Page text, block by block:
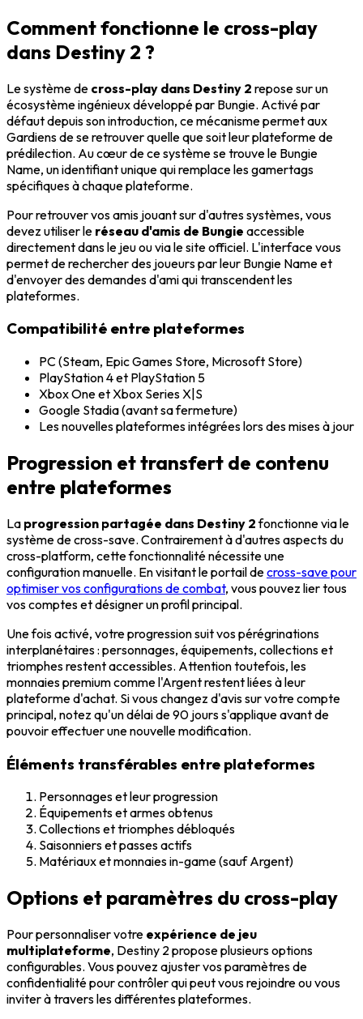
Comment fonctionne le cross-play
dans Destiny 2 ?
Le système de cross-play dans Destiny 2 repose sur un
écosystème ingénieux développé par Bungie. Activé par
défaut depuis son introduction, ce mécanisme permet aux
Gardiens de se retrouver quelle que soit leur plateforme de
prédilection. Au cœur de ce système se trouve le Bungie
Name, un identifiant unique qui remplace les gamertags
spécifiques à chaque plateforme.
Pour retrouver vos amis jouant sur d'autres systèmes, vous
devez utiliser le réseau d'amis de Bungie accessible
directement dans le jeu ou via le site officiel. L'interface vous
permet de rechercher des joueurs par leur Bungie Name et
d'envoyer des demandes d'ami qui transcendent les
plateformes.
Compatibilité entre plateformes
PC (Steam, Epic Games Store, Microsoft Store)
PlayStation 4 et PlayStation 5
Xbox One et Xbox Series X|S
Google Stadia (avant sa fermeture)
Les nouvelles plateformes intégrées lors des mises à jour
Progression et transfert de contenu
entre plateformes
La progression partagée dans Destiny 2fonctionne via le
système de cross-save. Contrairement à d'autres aspects du
cross-platform, cette fonctionnalité nécessite une
configuration manuelle. En visitant le portail decross-save pour
optimiser vos configurations de combat, vous pouvez lier tous
vos comptes et désigner un profil principal.
Une fois activé, votre progression suit vos pérégrinations
interplanétaires : personnages, équipements, collections et
triomphes restent accessibles. Attention toutefois, les
monnaies premium comme l'Argent restent liées à leur
plateforme d'achat. Si vous changez d'avis sur votre compte
principal, notez qu'un délai de 90 jours s'applique avant de
pouvoir effectuer une nouvelle modification.
Éléments transférables entre plateformes
Personnages et leur progression
Équipements et armes obtenus
Collections et triomphes débloqués
Saisonniers et passes actifs
Matériaux et monnaies in-game (sauf Argent)
Options et paramètres du cross-play
Pour personnaliser votre expérience de jeu
multiplateforme, Destiny 2 propose plusieurs options
configurables. Vous pouvez ajuster vos paramètres de
confidentialité pour contrôler qui peut vous rejoindre ou vous
inviter à travers les différentes plateformes.